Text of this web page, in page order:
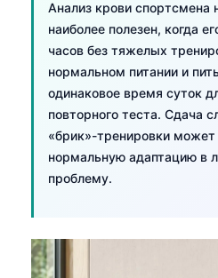
Анализ крови спортсмена
наиболее полезен, когда
часов без тяжелых
нормальном питании и
одинаковое время суток
повторного теста. Сдача
«брик»-тренировки может
нормальную адаптацию в
проблему.